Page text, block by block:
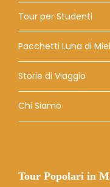
Tour per Studenti
Pacchetti Luna di
Storie di Viaggio
Chi Siamo
Tour Popolari in